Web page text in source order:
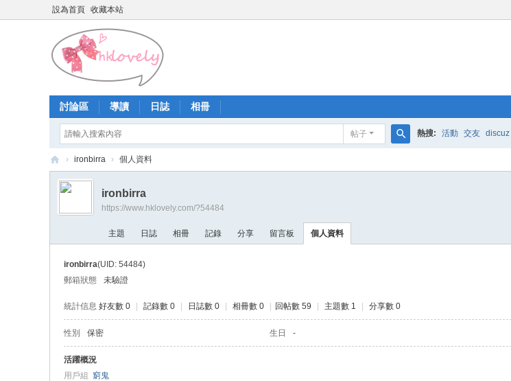
設為首頁 收藏本站
討論區 導讀 日誌 相冊
帖子
索
熱搜: 活動 交友 discuz
香
少
› ironbirra › 個人資料
ironbirra
https://www.hklovely.com/?54484
主題 日誌 相冊 記錄 分享 留言板 個人資料
ironbirra(UID: 54484)
郵箱狀態
未驗證
統計信息 好友數 0 記錄數 0 日誌數 0 相冊數 0 回帖數 59 主題數 1 分享數 0
性別 保密 生日 -
活躍概況
用戶組 窮鬼